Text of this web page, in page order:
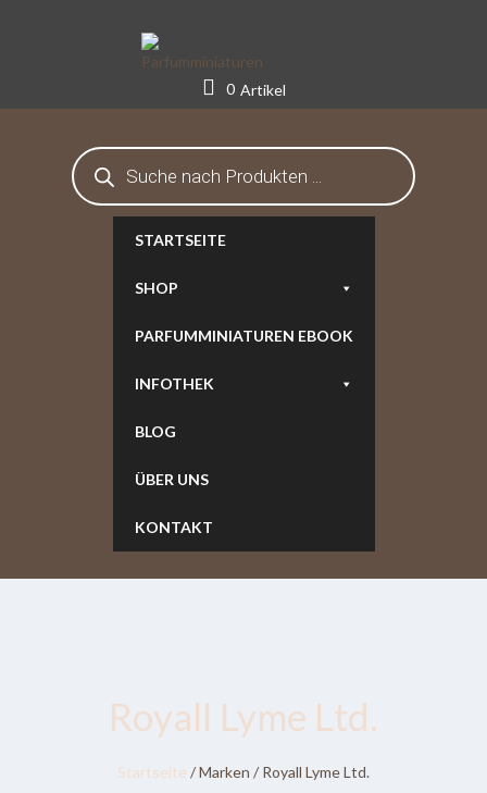
0 Artikel
STARTSEITE
SHOP
PARFUMMINIATUREN EBOOK
INFOTHEK
BLOG
ÜBER UNS
KONTAKT
Products
search
Royall Lyme Ltd.
Startseite / Marken / Royall Lyme Ltd.